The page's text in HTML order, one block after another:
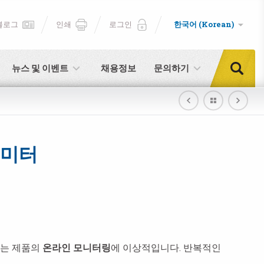
뉴스 및 이벤트 채용정보 문의하기
로그 인쇄 로그인 한국어 (Korean)
터
제품의 온라인 모니터링에 이상적입니다. 반복적인